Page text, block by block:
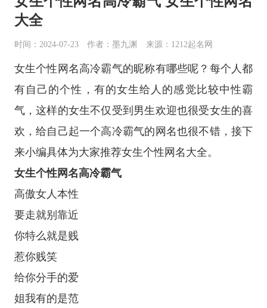
大全
时间：2024-07-23 作者：墨九渊 来源：1212起名网
女生个性网名高冷霸气的昵称有哪些呢？每个人都
有自己的个性，有的女生给人的感觉比较中性霸
气，这样的女生不仅受到男生欢迎也很受女生的喜
欢，给自己起一个高冷霸气的网名也很不错，接下
来小编具体为大家推荐女生个性网名大全。
女生个性网名高冷霸气
高傲女人本性
要走就别靠近
你特么就是贱
惹你贱笑
给你分手的爱
姐我有的是范